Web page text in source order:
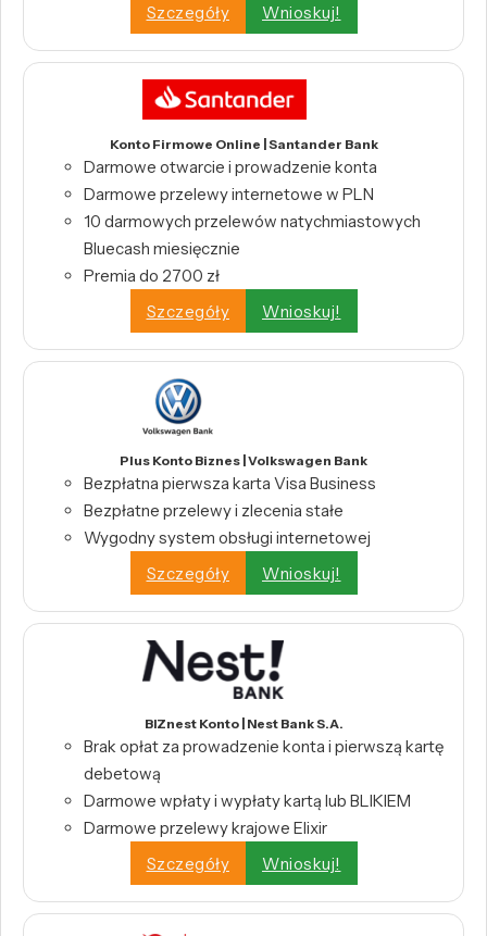
Szczegóły
Wnioskuj!
Konto Firmowe Online | Santander Bank
Darmowe otwarcie i prowadzenie konta
Darmowe przelewy internetowe w PLN
10 darmowych przelewów natychmiastowych
Bluecash miesięcznie
Premia do 2700 zł
Szczegóły
Wnioskuj!
Plus Konto Biznes | Volkswagen Bank
Bezpłatna pierwsza karta Visa Business
Bezpłatne przelewy i zlecenia stałe
Wygodny system obsługi internetowej
Szczegóły
Wnioskuj!
BIZnest Konto | Nest Bank S.A.
Brak opłat za prowadzenie konta i pierwszą kartę
debetową
Darmowe wpłaty i wypłaty kartą lub BLIKIEM
Darmowe przelewy krajowe Elixir
Szczegóły
Wnioskuj!